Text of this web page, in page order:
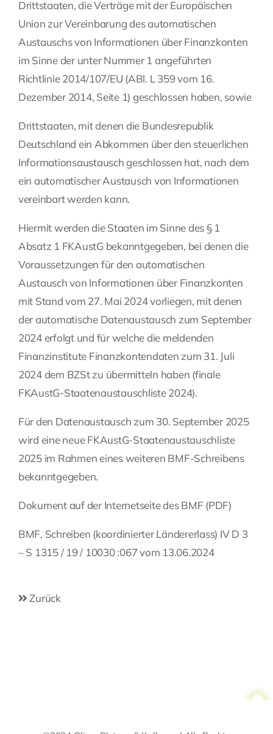
Drittstaaten, die Verträge mit der Europäischen
Union zur Vereinbarung des automatischen
Austauschs von Informationen über Finanzkonten
im Sinne der unter Nummer 1 angeführten
Richtlinie 2014/107/EU (ABl. L 359 vom 16.
Dezember 2014, Seite 1) geschlossen haben, sowie
Drittstaaten, mit denen die Bundesrepublik
Deutschland ein Abkommen über den steuerlichen
Informationsaustausch geschlossen hat, nach dem
ein automatischer Austausch von Informationen
vereinbart werden kann.
Hiermit werden die Staaten im Sinne des § 1
Absatz 1 FKAustG bekanntgegeben, bei denen die
Voraussetzungen für den automatischen
Austausch von Informationen über Finanzkonten
mit Stand vom 27. Mai 2024 vorliegen, mit denen
der automatische Datenaustausch zum September
2024 erfolgt und für welche die meldenden
Finanzinstitute Finanzkontendaten zum 31. Juli
2024 dem BZSt zu übermitteln haben (finale
FKAustG-Staatenaustauschliste 2024).
Für den Datenaustausch zum 30. September 2025
wird eine neue FKAustG-Staatenaustauschliste
2025 im Rahmen eines weiteren BMF-Schreibens
bekanntgegeben.
Dokument auf der Internetseite des BMF (PDF)
BMF, Schreiben (koordinierter Ländererlass) IV D 3
– S 1315 / 19 / 10030 :067 vom 13.06.2024
Zurück